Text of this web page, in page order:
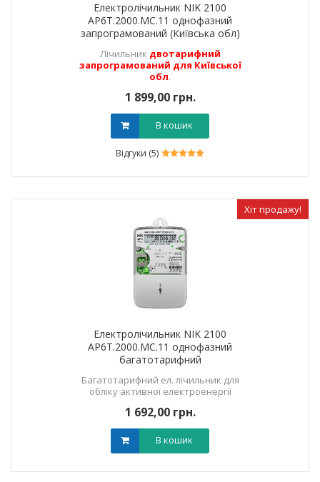
Електролічильник NIK 2100
AP6T.2000.МС.11 однофазний
запрограмований (Київська обл)
Лічильник двотарифний
запрограмований для Київської
обл.
1 899,00 грн.
В кошик
Відгуки (5)
Хіт продажу!
Електролічильник NIK 2100
AP6T.2000.МС.11 однофазний
багатотарифний
Багатотарифний ел. лічильник для
обліку активної електроенергії
1 692,00 грн.
В кошик